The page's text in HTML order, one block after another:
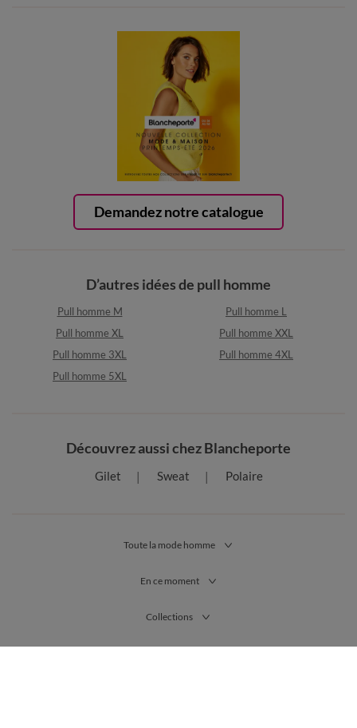
Demandez notre catalogue
D’autres idées de pull homme
Pull homme M
Pull homme L
Pull homme XL
Pull homme XXL
Pull homme 3XL
Pull homme 4XL
Pull homme 5XL
Découvrez aussi chez Blancheporte
Gilet Sweat Polaire
Toute la mode homme
En ce moment
Collections